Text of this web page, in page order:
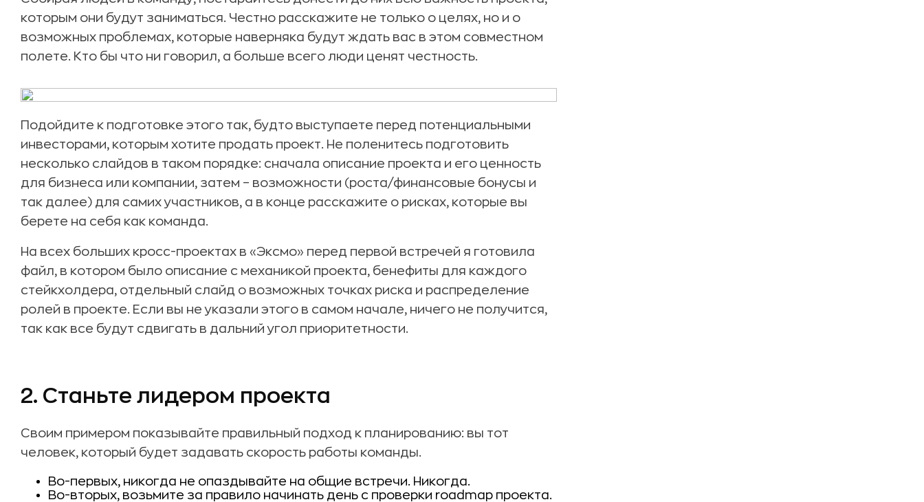
которым они будут заниматься. Честно расскажите не только о целях, но и о
возможных проблемах, которые наверняка будут ждать вас в этом совместном
полете. Кто бы что ни говорил, а больше всего люди ценят честность.
Подойдите к подготовке этого так, будто выступаете перед потенциальными
инвесторами, которым хотите продать проект. Не поленитесь подготовить
несколько слайдов в таком порядке: сначала описание проекта и его ценность
для бизнеса или компании, затем – возможности (роста/финансовые бонусы и
так далее) для самих участников, а в конце расскажите о рисках, которые вы
берете на себя как команда.
На всех больших кросс-проектах в «Эксмо» перед первой встречей я готовила
файл, в котором было описание с механикой проекта, бенефиты для каждого
стейкхолдера, отдельный слайд о возможных точках риска и распределение
ролей в проекте. Если вы не указали этого в самом начале, ничего не получится,
так как все будут сдвигать в дальний угол приоритетности.
2. Станьте лидером проекта
Своим примером показывайте правильный подход к планированию: вы тот
человек, который будет задавать скорость работы команды.
Во-первых, никогда не опаздывайте на общие встречи. Никогда.
Во-вторых, возьмите за правило начинать день с проверки roadmap проекта.